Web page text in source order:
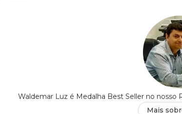
Waldemar Luz é Medalha Best Seller no nosso
Mais